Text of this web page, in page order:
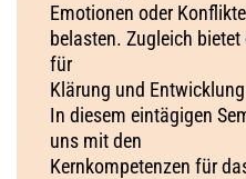
Emotionen oder
belasten. Zugleich
für
Klärung und
In diesem eintägigen
uns mit den
Kernkompetenzen für